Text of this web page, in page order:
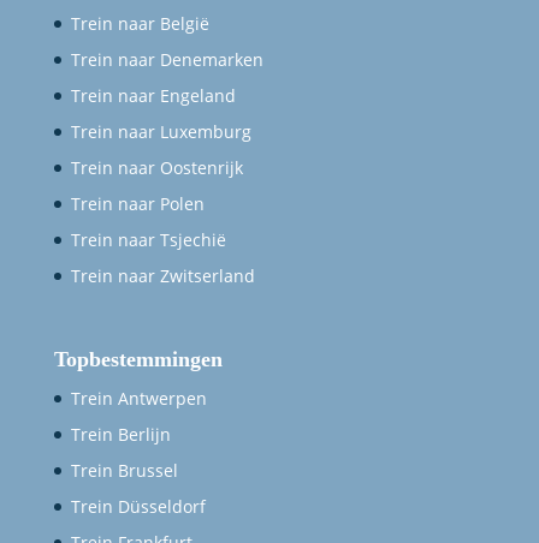
Trein naar België
Trein naar Denemarken
Trein naar Engeland
Trein naar Luxemburg
Trein naar Oostenrijk
Trein naar Polen
Trein naar Tsjechië
Trein naar Zwitserland
Topbestemmingen
Trein Antwerpen
Trein Berlijn
Trein Brussel
Trein Düsseldorf